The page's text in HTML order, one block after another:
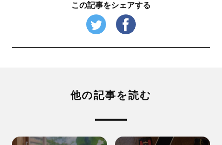
この記事をシェアする
他の記事を読む